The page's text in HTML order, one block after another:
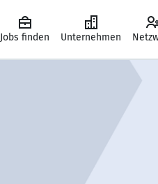
Jobs finden Unternehmen